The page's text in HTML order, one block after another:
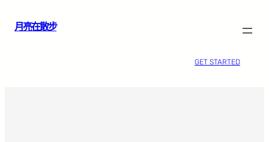
月亮在散步
GET STARTED